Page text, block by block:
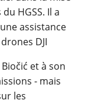
HGSS. Il a
assistance
DJI
et à son
- mais
les